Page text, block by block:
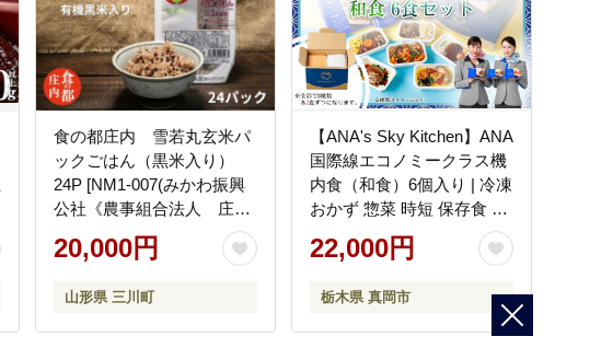
食の都庄内 雪若丸玄米パ
ックごはん（黒米入り）
24P [NM1-007(みかわ振興
公社《農事組合法人 庄内
協同ファーム》)]
20,000円
山形県 三川町
【ANA's Sky Kitchen】ANA
国際線エコノミークラス機
内食（和食）6個入り | 冷凍
おかず 惣菜 時短 保存食 お
取り寄せ グルメ 栃木県 真
岡市 送料無料
22,000円
栃木県 真岡市